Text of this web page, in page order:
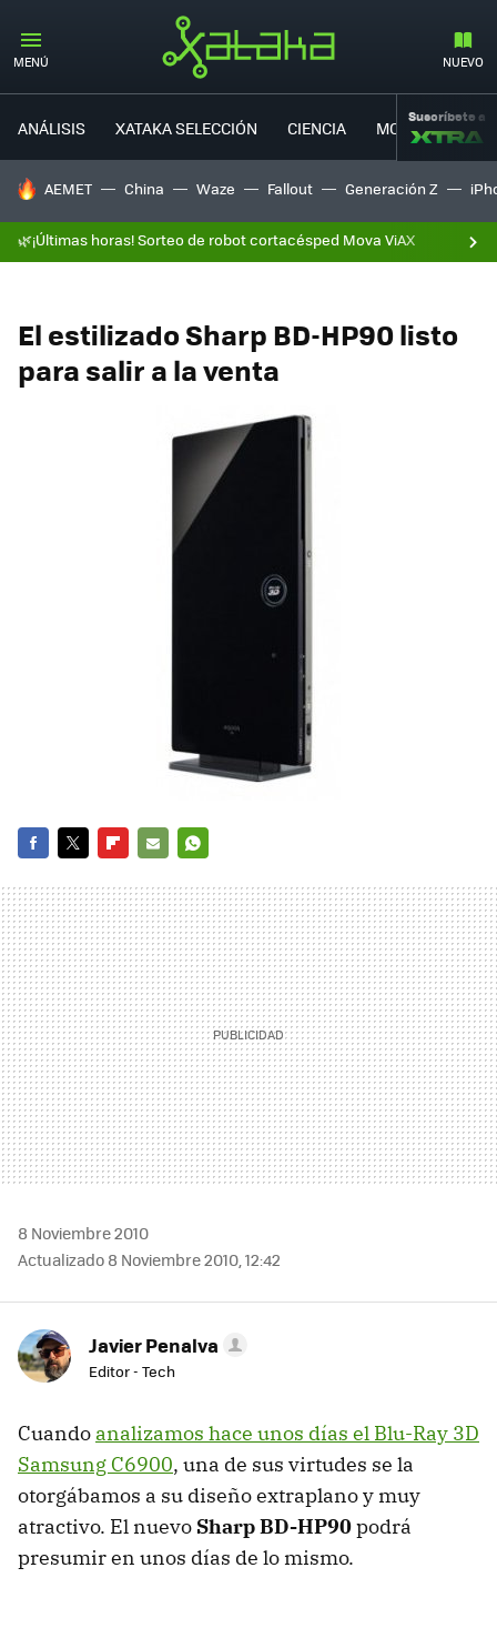
MENÚ NUEVO
ANÁLISIS XATAKA SELECCIÓN CIENCIA MOVILIDAD
Suscríbete a
HOY SE HABLA DE
AEMET China Waze Fallout Generación Z
🌿¡Últimas horas! Sorteo de robot cortacésped Mova ViAX
El estilizado Sharp BD-HP90 listo
para salir a la venta
MAIL
8 Noviembre 2010
Actualizado 8 Noviembre 2010, 12:42
Javier Penalva
Editor - Tech
Cuando analizamos hace unos días el Blu-Ray 3D
Samsung C6900, una de sus virtudes se la
otorgábamos a su diseño extraplano y muy
atractivo. El nuevo Sharp BD-HP90podrá
presumir en unos días de lo mismo.